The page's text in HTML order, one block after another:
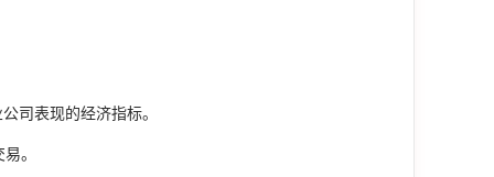
司表现的经济指标。
。